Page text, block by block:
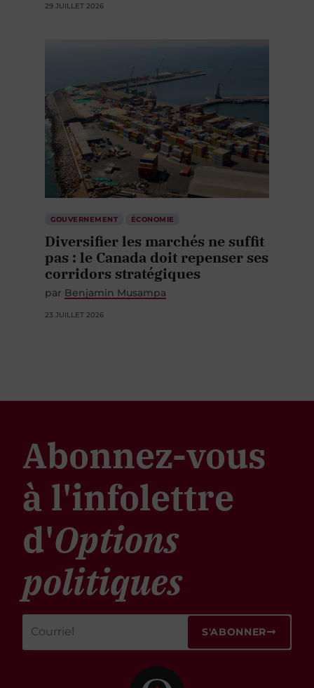
29 JUILLET 2026
GOUVERNEMENT ÉCONOMIE
Diversifier les marchés ne suffit
pas : le Canada doit repenser ses
corridors stratégiques
par Benjamin Musampa
23 JUILLET 2026
Abonnez-vous
à l'infolettre
d'Options
politiques
S'ABONNER